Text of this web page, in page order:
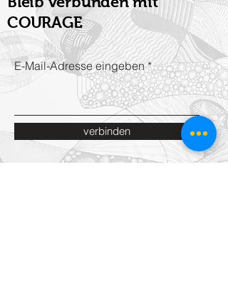
COURAGE
E-Mail-Adresse eingeben
verbinden